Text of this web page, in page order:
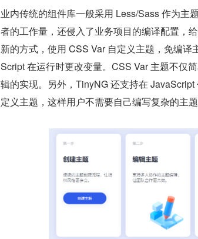
业内传统的组件库一般采用 Less/Sass 作为主
者的工作量，还侵入了业务项目的编译配置，
新的方式，使用 CSS Var 自定义主题，免编
Script 在运行时更改变量。CSS Var 主题不仅
辑的实现。另外，TinyNG 还支持在
定义主题，这样用户不需要自己编写复杂的主